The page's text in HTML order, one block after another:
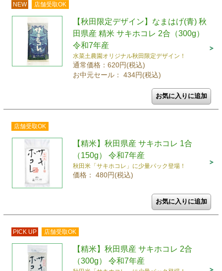
NEW 店舗受取OK
【秋田限定デザイン】なまはげ(青) 秋
田県産 精米 サキホコレ 2合（300g）
令和7年産
水菜土農園オリジナル秋田限定デザイン！
通常価格：620円(税込)
お中元セール： 434円(税込)
店舗受取OK
【精米】秋田県産 サキホコレ 1合
（150g） 令和7年産
秋田米「サキホコレ」に少量パック登場！
価格： 480円(税込)
PICK UP 店舗受取OK
【精米】秋田県産 サキホコレ 2合
（300g） 令和7年産